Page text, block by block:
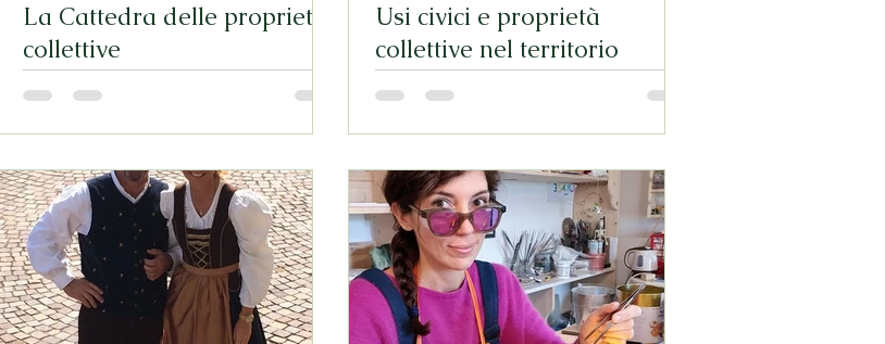
La Cattedra delle proprietà
collettive
Usi civici e proprietà
collettive nel territorio
EUREGIO: risultati di uno